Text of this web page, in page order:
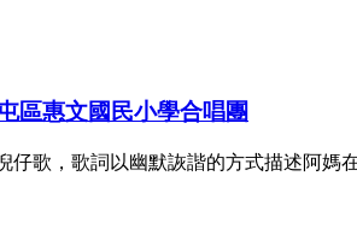
區惠文國民小學合唱團
仔歌，歌詞以幽默詼諧的方式描述阿